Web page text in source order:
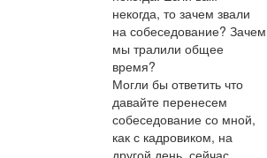
некогда, то зачем звали
на собеседование? Зачем
мы тралили общее
время?
Могли бы ответить что
давайте перенесем
собеседование со мной,
как с кадровиком, на